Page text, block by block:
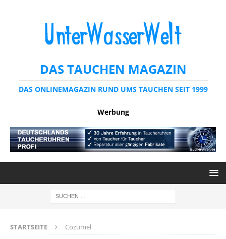
DAS TAUCHEN MAGAZIN
DAS ONLINEMAGAZIN RUND UMS TAUCHEN SEIT 1999
Werbung
STARTSEITE Cozumel